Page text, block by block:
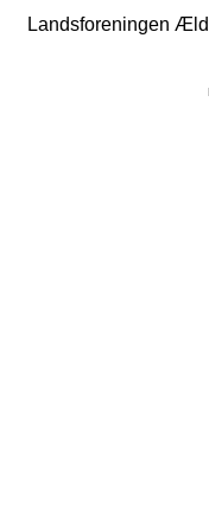
Landsforeningen